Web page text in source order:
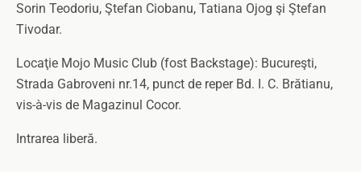
Sorin Teodoriu, Ştefan Ciobanu, Tatiana Ojog şi Ştefan
Tivodar.
Locaţie Mojo Music Club (fost Backstage): Bucureşti,
Strada Gabroveni nr.14, punct de reper Bd. I. C. Brătianu,
vis-à-vis de Magazinul Cocor.
Intrarea liberă.